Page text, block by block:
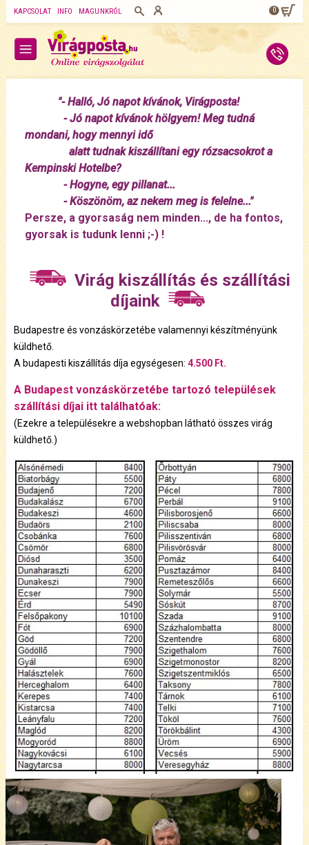
KAPCSOLAT INFO MAGUNKRÓL 0
"- Halló, Jó napot kívánok, Virágposta!
- Jó napot kívánok hölgyem! Meg tudná
mondani, hogy mennyi idő
alatt tudnak kiszállítani egy rózsacsokrot a
Kempinski Hotelbe?
- Hogyne, egy pillanat...
- Köszönöm, az nekem meg is felelne..."
Persze, a gyorsaság nem minden..., de ha fontos,
gyorsak is tudunk lenni ;-) !
Virág kiszállítás és szállítási
díjaink
Budapestre és vonzáskörzetébe valamennyi készítményünk
küldhető.
A budapesti kiszállítás díja egységesen: 4.500 Ft.
A Budapest vonzáskörzetébe tartozó települések
szállítási díjai itt találhatóak:
(Ezekre a településekre a webshopban látható összes virág
küldhető.)